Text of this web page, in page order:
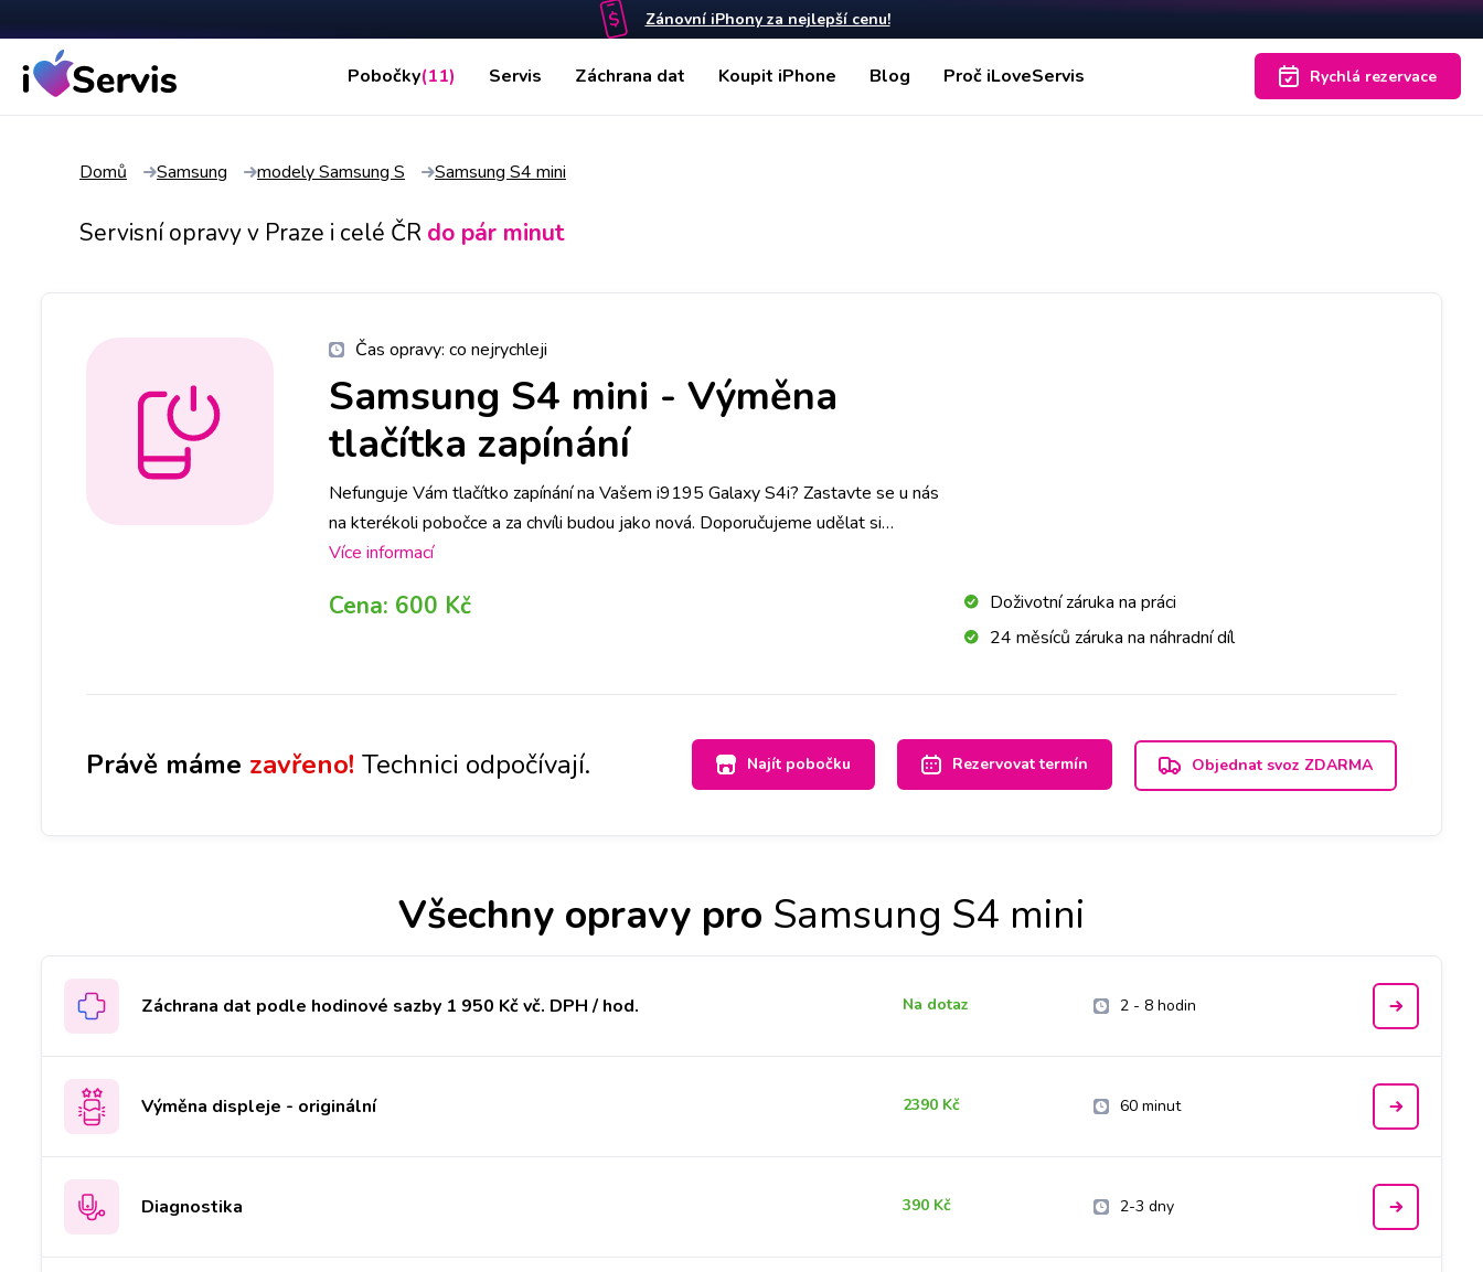
Zánovní iPhony za nejlepší cenu!
Pobočky(11) Servis Záchrana dat Koupit iPhone Blog Proč iLoveServis Rychlá rezervace
Domů Samsung modely Samsung S Samsung S4 mini
Servisní opravy v Praze i celé ČR do pár minut
Čas opravy: co nejrychleji
Samsung S4 mini - Výměna
tlačítka zapínání
Nefunguje Vám tlačítko zapínání na Vašem i9195 Galaxy S4i? Zastavte se u nás
na kterékoli pobočce a za chvíli budou jako nová. Doporučujeme udělat si
rezervaci na vybrané pobočce a tlačítka vyměníme do hodiny.
Více informací
Cena: 600 Kč
Doživotní záruka na práci
24 měsíců záruka na náhradní díl
Právě máme zavřeno! Technici odpočívají. Najít pobočku Rezervovat termín Objednat svoz ZDARMA
Všechny opravy pro Samsung S4 mini
Záchrana dat podle hodinové sazby 1 950 Kč vč. DPH / hod. Na dotaz 2 - 8 hodin
Výměna displeje - originální 2390 Kč 60 minut
Diagnostika 390 Kč 2-3 dny